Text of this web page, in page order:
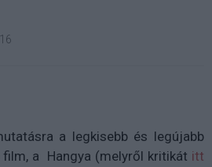
a legkisebb és legújabb
a Hangya (melyről kritikát itt